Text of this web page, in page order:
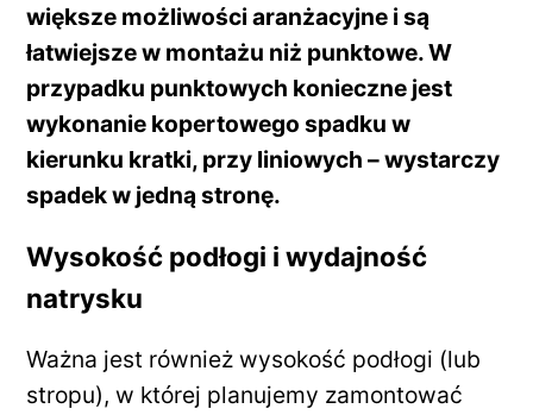
większe możliwości aranżacyjne i są
łatwiejsze w montażu niż punktowe. W
przypadku punktowych konieczne jest
wykonanie kopertowego spadku w
kierunku kratki, przy liniowych – wystarczy
spadek w jedną stronę.
Wysokość podłogi i wydajność
natrysku
Ważna jest również wysokość podłogi (lub
stropu), w której planujemy zamontować